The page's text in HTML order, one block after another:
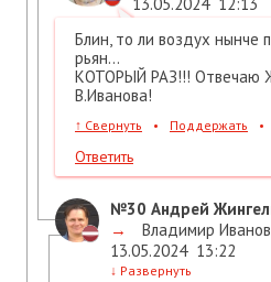
13.05.2024 12:13
Блин, то ли воздух нынче
рьян...
КОТОРЫЙ РАЗ!!! Отвечаю
В.Иванова!
↑ Свернуть • Поддержать •
Ответить
№30 Андрей
→
Владимир Иванов
13.05.2024 13:22
↓ Развернуть